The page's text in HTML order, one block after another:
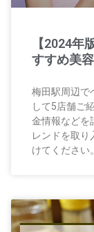
【2024年
すすめ美
梅田駅周辺で
して5店舗ご
金情報などを
レンドを取り
けてください。